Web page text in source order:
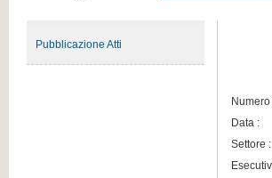
Numero
Data :
Settore :
Pubblicazione Atti